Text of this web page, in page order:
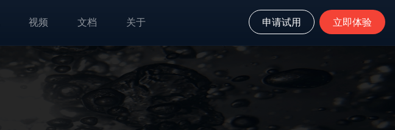
视频 文档 关于 申请试用 立即体验